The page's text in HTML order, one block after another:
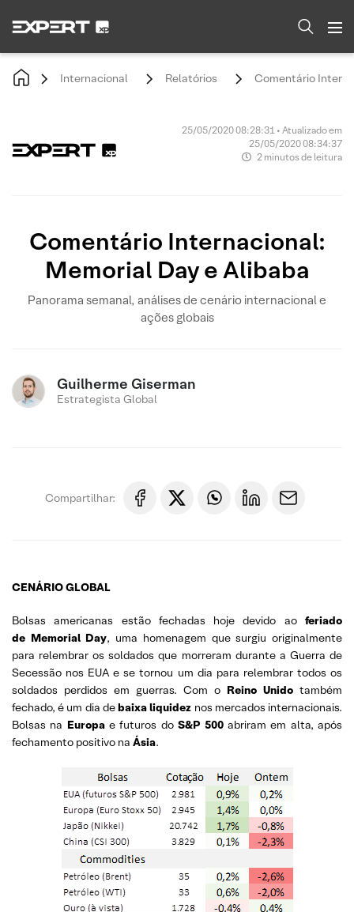
Internacional Relatórios Comentário
25/05/2020 08:28:31 • Atualizado em
25/05/2020 08:34:37
2 minutos de leitura
Comentário Internacional:
Memorial Day e Alibaba
Panorama semanal, análises de cenário internacional e
ações globais
Guilherme Giserman
Estrategista Global
Compartilhar:
CENÁRIO GLOBAL
Bolsas americanas estão fechadas hoje devido ao feriado
de Memorial Day, uma homenagem que surgiu originalmente
para relembrar os soldados que morreram durante a Guerra de
Secessão nos EUA e se tornou um dia para relembrar todos os
soldados perdidos em guerras. Com o Reino Unido também
fechado, é um dia debaixa liquidez nos mercados internacionais.
Bolsas na Europae futuros doS&P 500abriram em alta, após
fechamento positivo na Ásia.